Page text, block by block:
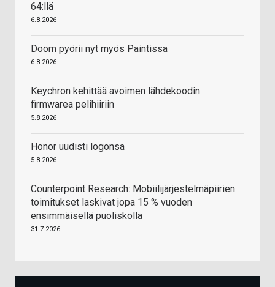
64:llä
6.8.2026
Doom pyörii nyt myös Paintissa
6.8.2026
Keychron kehittää avoimen lähdekoodin
firmwarea pelihiiriin
5.8.2026
Honor uudisti logonsa
5.8.2026
Counterpoint Research: Mobiilijärjestelmäpiirien
toimitukset laskivat jopa 15 % vuoden
ensimmäisellä puoliskolla
31.7.2026